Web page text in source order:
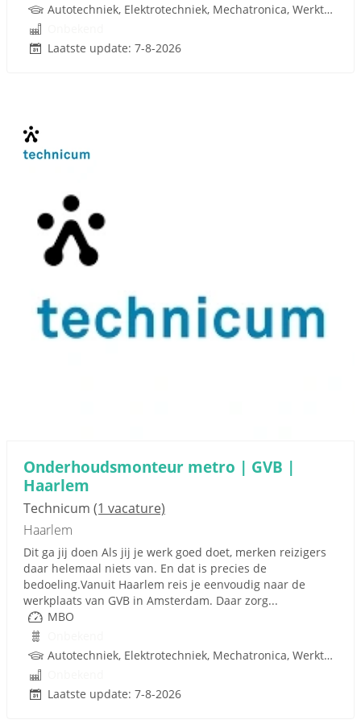
Autotechniek, Elektrotechniek, Mechatronica, Werktuigbouwkunde, Techniek
Laatste update: 7-8-2026
Onderhoudsmonteur metro | GVB |
Haarlem
Technicum (1 vacature)
Haarlem
Dit ga jij doen Als jij je werk goed doet, merken reizigers
daar helemaal niets van. En dat is precies de
bedoeling.Vanuit Haarlem reis je eenvoudig naar de
werkplaats van GVB in Amsterdam. Daar zorg...
MBO
Autotechniek, Elektrotechniek, Mechatronica, Werktuigbouwkunde, Techniek
Laatste update: 7-8-2026